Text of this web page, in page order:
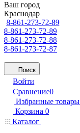
Ваш город
Краснодар
8-861-273-72-89
8-861-273-72-89
8-861-273-72-88
8-861-273-72-87
Поиск
Войти
Сравнение0
Избранные товары
Корзина 0
Каталог